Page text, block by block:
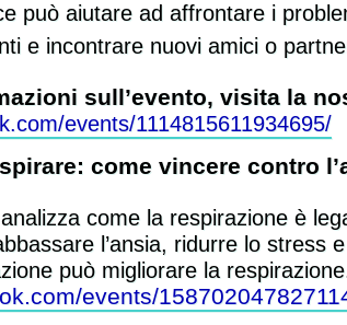
può aiutare ad affrontare i
e incontrare nuovi amici o
sull’evento, visita la
events/1114815611934695/
come vincere contro
come la respirazione è
l’ansia, ridurre lo stress
può migliorare la
events/